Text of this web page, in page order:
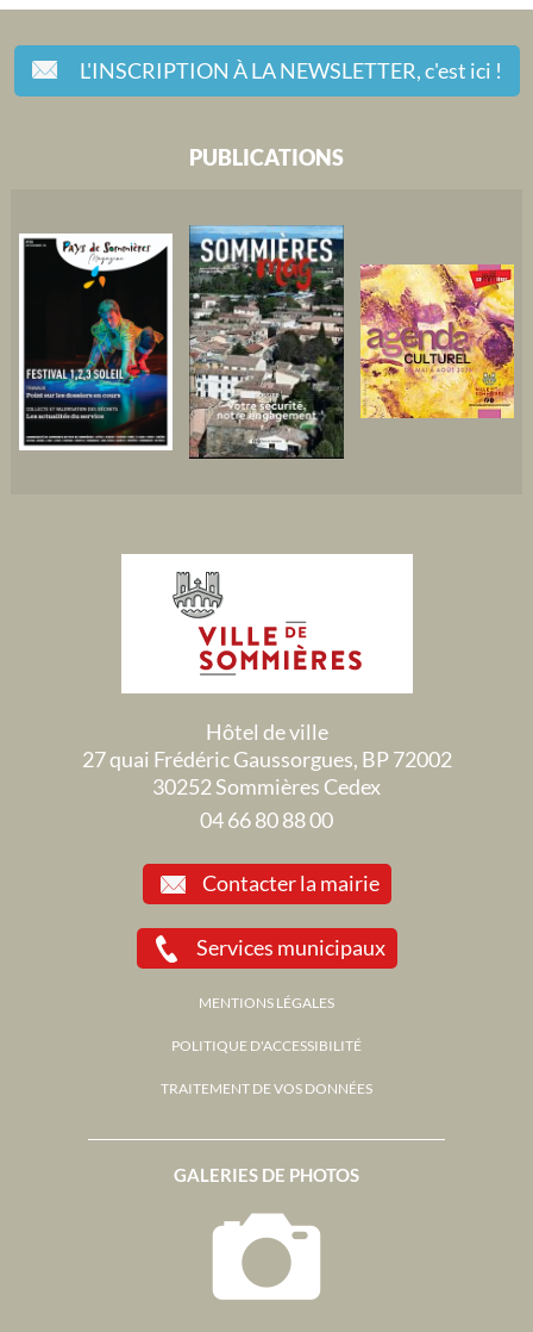
L'INSCRIPTION À LA NEWSLETTER,c'est ici !
GALERIES DE PHOTOS
PUBLICATIONS
Hôtel de ville
27 quai Frédéric Gaussorgues, BP 72002
30252 Sommières Cedex
04 66 80 88 00
Contacter la mairie
Services municipaux
MENTIONS LÉGALES
POLITIQUE D'ACCESSIBILITÉ
TRAITEMENT DE VOS DONNÉES